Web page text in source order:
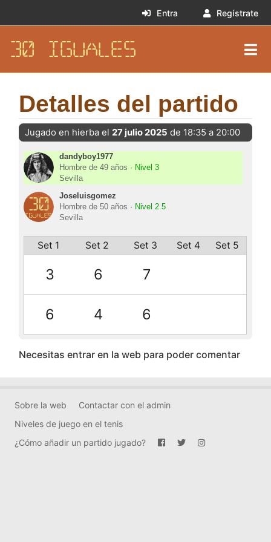
Entra Regístrate
30 IGUALES
Detalles del partido
Jugado en hierba el 27 julio 2025 de 18:35 a 20:00
dandyboy1977
Hombre de 49 años · Nivel 3
Sevilla
Joseluisgomez
Hombre de 50 años · Nivel 2.5
Sevilla
Set 1 Set 2 Set 3 Set 4 Set 5
3 6 7
6 4 6
Necesitas entrar en la web para poder comentar
Sobre la web
Contactar con el admin
Niveles de juego en el tenis
¿Cómo añadir un partido jugado?